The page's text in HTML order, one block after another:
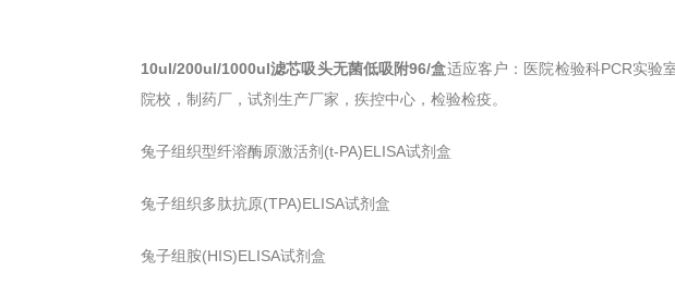
10ul/200ul/1000ul滤芯吸头无菌低吸附96/盒适应客户：医院检验科PCR实验
院校，制药厂，试剂生产厂家，疾控中心，检验检疫。
兔子组织型纤溶酶原激活剂(t-PA)ELISA试剂盒
兔子组织多肽抗原(TPA)ELISA试剂盒
兔子组胺(HIS)ELISA试剂盒